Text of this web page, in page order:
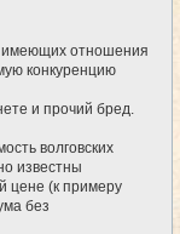
имеющих отношения
конкуренцию
и прочий бред.
волговских
известны
цене (к примеру
без